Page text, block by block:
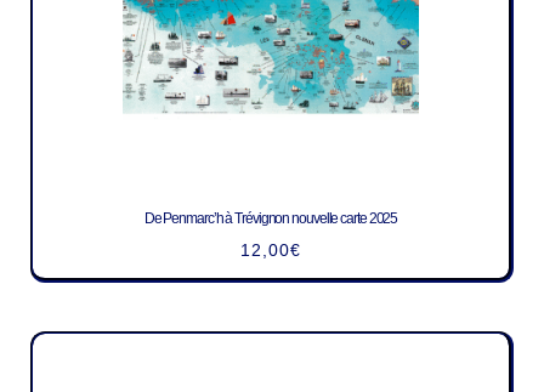
De Penmarc’h à Trévignon nouvelle carte 2025
12,00€